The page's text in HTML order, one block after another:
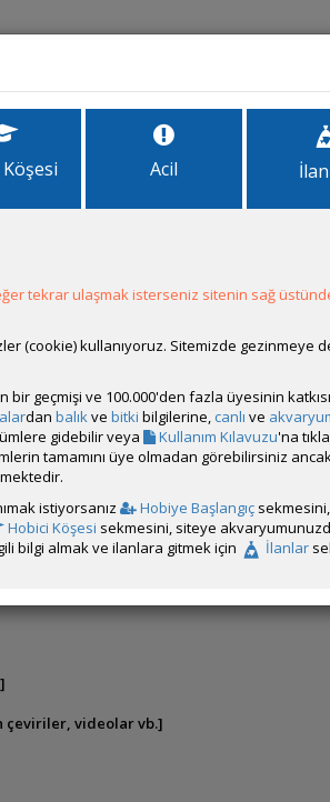
verdim. (bir
yan konular halinde işlemek istiyorum,
bitirdiktensonra linki ve açıklamaları
çeviriler, videolar vb.]
Acil
tekrar ulaşmak isterseniz sitenin sağ
(cookie) kullanıyoruz. Sitemizde
bir geçmişi ve 100.000'den fazla üyesinin
dan balıkve bitki bilgilerine, canlı ve
gidebilir veya
Kullanım Kılavuzu'na
tamamını üye olmadan görebilirsiniz
istiyorsanız
Hobiye Başlangıç
Hobici Köşesi sekmesini, siteye
bilgi almak ve ilanlara gitmek için İlanlar